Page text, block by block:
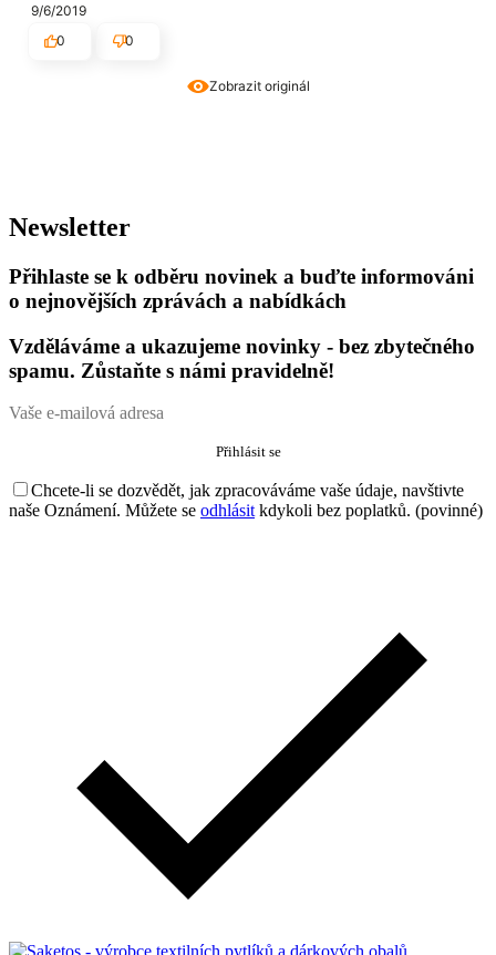
Zobrazit originál
9/6/2019
0
0
Newsletter
Přihlaste se k odběru novinek a buďte informováni
o nejnovějších zprávách a nabídkách
Vzděláváme a ukazujeme novinky - bez zbytečného
spamu. Zůstaňte s námi pravidelně!
Chcete-li se dozvědět, jak zpracováváme vaše údaje, navštivte
naše Oznámení. Můžete se odhlásitkdykoli bez poplatků. (povinné)